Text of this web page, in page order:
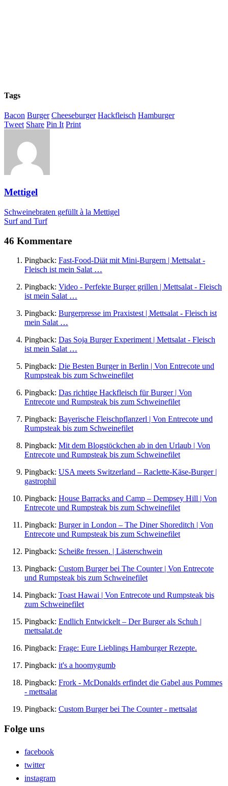
Tags
Bacon Burger Cheeseburger Hackfleisch Hamburger
Tweet Share Pin It Print
Mettigel
Schweinebraten gefüllt à la Mettigel
Surf and Turf
46 Kommentare
Pingback: Fast-Food-Diät mit Mini-Burgern | Mettsalat -
Fleisch ist mein Salat …
Pingback: Video - Perfekte Burger grillen | Mettsalat - Fleisch
ist mein Salat …
Pingback: Burgerpresse im Praxistest | Mettsalat - Fleisch ist
mein Salat …
Pingback: Das Soja Burger Experiment | Mettsalat - Fleisch
ist mein Salat …
Pingback: Die Besten Burger in Berlin | Von Entrecote und
Rumpsteak bis zum Schweinefilet
Pingback: Das richtige Hackfleisch für Burger | Von
Entrecote und Rumpsteak bis zum Schweinefilet
Pingback: Bayerische Fleischpflanzerl | Von Entrecote und
Rumpsteak bis zum Schweinefilet
Pingback: Mit dem Blogstöckchen ab in den Urlaub | Von
Entrecote und Rumpsteak bis zum Schweinefilet
Pingback: USA meets Switzerland – Raclette-Käse-Burger |
gastrophil
Pingback: House Barracks and Camp – Dempsey Hill | Von
Entrecote und Rumpsteak bis zum Schweinefilet
Pingback: Burger in London – The Diner Shoreditch | Von
Entrecote und Rumpsteak bis zum Schweinefilet
Pingback: Scheiße fressen. | Lästerschwein
Pingback: Custom Burger bei The Counter | Von Entrecote
und Rumpsteak bis zum Schweinefilet
Pingback: Toast Hawai | Von Entrecote und Rumpsteak bis
zum Schweinefilet
Pingback: Endlich Entwickelt – Der Burger als Schuh |
mettsalat.de
Pingback: Frage: Eure Lieblings Hamburger Rezepte.
Pingback: it's a hoomygumb
Pingback: Frork - McDonalds erfindet die Gabel aus Pommes
- mettsalat
Pingback: Custom Burger bei The Counter - mettsalat
Folge uns
facebook
twitter
instagram